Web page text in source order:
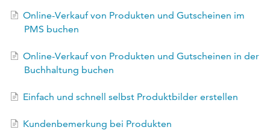
Online-Verkauf von Produkten und Gutscheinen im
PMS buchen
Online-Verkauf von Produkten und Gutscheinen in der
Buchhaltung buchen
Einfach und schnell selbst Produktbilder erstellen
Kundenbemerkung bei Produkten